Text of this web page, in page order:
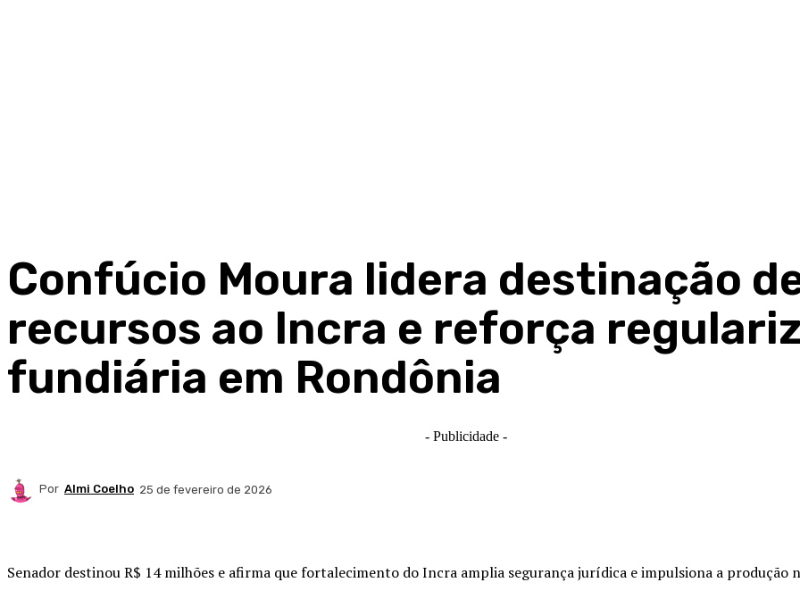
Confúcio Moura lidera destinação
recursos ao Incra e reforça
fundiária em Rondônia
- Publicidade -
Por Almi Coelho 25 de fevereiro de 2026
Senador destinou R$ 14 milhões e afirma que fortalecimento do Incra amplia segurança jurídica e impulsiona a produção